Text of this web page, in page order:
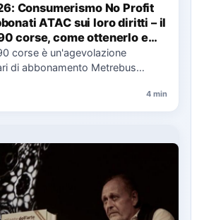
Consumerismo No Profit
ATAC sui loro diritti – il
corse, come ottenerlo e
caso di disservizi
corse è un'agevolazione
di abbonamento Metrebus
4 min